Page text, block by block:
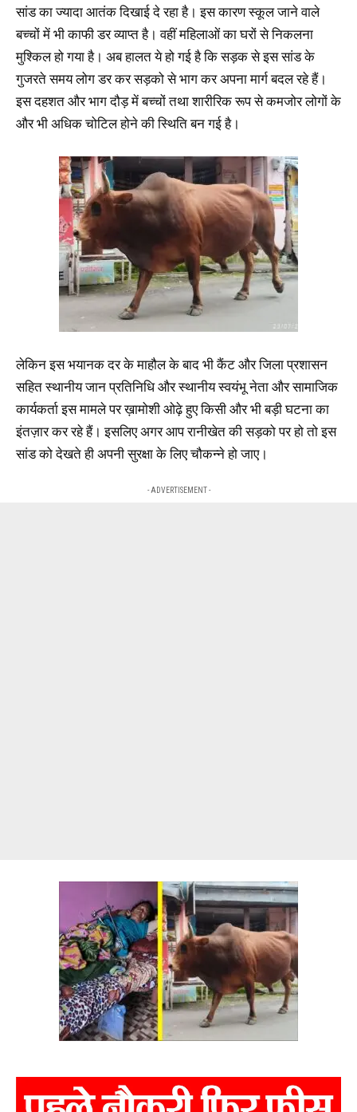
सांड का ज्यादा आतंक दिखाई दे रहा है। इस कारण स्कूल जाने वाले
बच्चों में भी काफी डर व्याप्त है। वहीं महिलाओं का घरों से निकलना
मुश्किल हो गया है। अब हालत ये हो गई है कि सड़क से इस सांड के
गुजरते समय लोग डर कर सड़को से भाग कर अपना मार्ग बदल रहे हैं।
इस दहशत और भाग दौड़ में बच्चों तथा शारीरिक रूप से कमजोर लोगों के
और भी अधिक चोटिल होने की स्थिति बन गई है।
लेकिन इस भयानक दर के माहौल के बाद भी कैंट और जिला प्रशासन
सहित स्थानीय जान प्रतिनिधि और स्थानीय स्वयंभू नेता और सामाजिक
कार्यकर्ता इस मामले पर ख़ामोशी ओढ़े हुए किसी और भी बड़ी घटना का
इंतज़ार कर रहे हैं। इसलिए अगर आप रानीखेत की सड़को पर हो तो इस
सांड को देखते ही अपनी सुरक्षा के लिए चौकन्ने हो जाए।
- ADVERTISEMENT -